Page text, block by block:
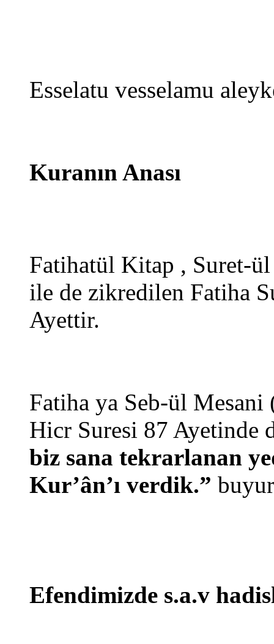
Esselatu vesselamu
Kuranın Anası
Fatihatül Kitap , Suret-
ile de zikredilen Fatiha
Ayettir.
Fatiha ya Seb-ül Mesani
Hicr Suresi 87 Ayetinde
biz sana tekrarlanan
Kur’ân’ı verdik.”
Efendimizde s.a.v